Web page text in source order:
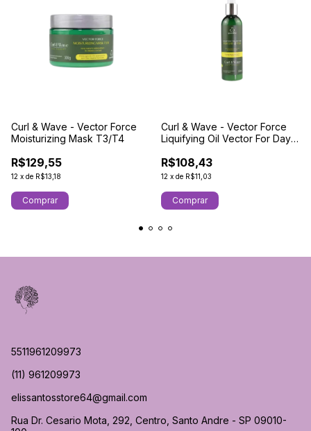
Curl & Wave - Vector Force
Moisturizing Mask T3/T4
R$129,55
12 x de R$13,18
Curl & Wave - Vector Force
Liquifying Oil Vector For Day
R$108,43
12 x de R$11,03
5511961209973
(11) 961209973
elissantosstore64@gmail.com
Rua Dr. Cesario Mota, 292, Centro, Santo Andre - SP 09010-